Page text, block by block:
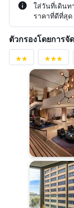
ใส่วันที่เดินท
ราคาที่ดีที่สุด
ตัวกรองโดยการจั